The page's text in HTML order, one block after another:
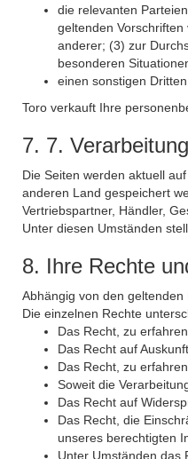
die relevanten
geltenden
anderer; (3) zur
besonderen
einen sonstigen
Toro verkauft Ihre
7. 7.
Die Seiten werden aktuell
anderen Land gespeichert
Vertriebs­partner, Händler,
Unter diesen Umständen
8. Ihre Rechte
Abhängig von den
Die einzelnen Rechte
Das Recht, zu
Das Recht auf
Das Recht, zu
Soweit die
Das Recht auf
Das Recht, die
unseres berechtigten
Unter Umständen das